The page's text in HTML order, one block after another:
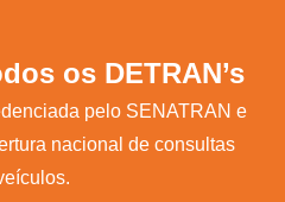
os DETRAN’s
pelo SENATRAN e
nacional de consultas